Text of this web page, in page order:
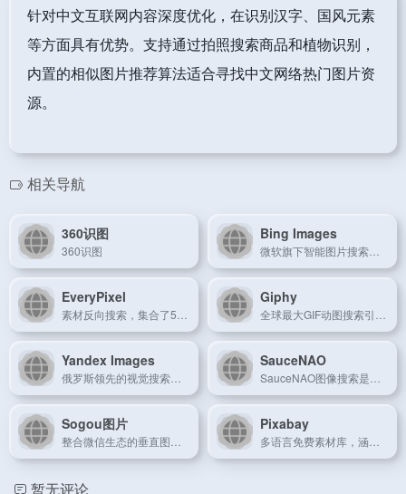
针对中文互联网内容深度优化，在识别汉字、国风元素
等方面具有优势。支持通过拍照搜索商品和植物识别，
内置的相似图片推荐算法适合寻找中文网络热门图片资
源。
相关导航
360识图
360识图
Bing Images
EveryPixel Giphy
Yandex Images SauceNAO
Sogou图片 Pixabay
暂无评论